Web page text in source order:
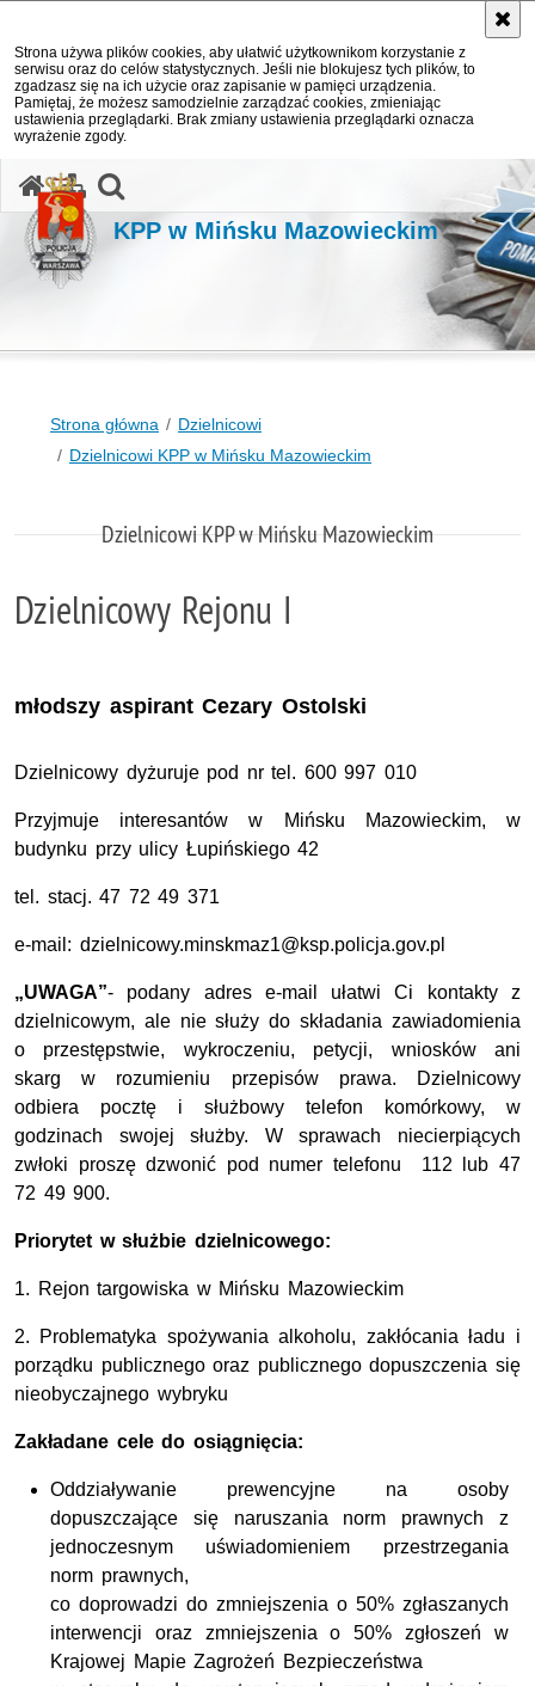
Strona używa plików cookies, aby ułatwić użytkownikom korzystanie z
serwisu oraz do celów statystycznych. Jeśli nie blokujesz tych plików, to
zgadzasz się na ich użycie oraz zapisanie w pamięci urządzenia.
Pamiętaj, że możesz samodzielnie zarządzać cookies, zmieniając
ustawienia przeglądarki. Brak zmiany ustawienia przeglądarki oznacza
wyrażenie zgody.
KPP w Mińsku Mazowieckim
Strona główna
Dzielnicowi
Dzielnicowi KPP w Mińsku Mazowieckim
Dzielnicowi KPP w Mińsku Mazowieckim
Dzielnicowy Rejonu I
młodszy aspirant Cezary Ostolski
Dzielnicowy dyżuruje pod nr tel. 600 997 010
Przyjmuje interesantów w Mińsku Mazowieckim, w
budynku przy ulicy Łupińskiego 42
tel. stacj. 47 72 49 371
e-mail: dzielnicowy.minskmaz1@ksp.policja.gov.pl
„UWAGA”- podany adres e-mail ułatwi Ci kontakty z
dzielnicowym, ale nie służy do składania zawiadomienia
o przestępstwie, wykroczeniu, petycji, wniosków ani
skarg w rozumieniu przepisów prawa. Dzielnicowy
odbiera pocztę i służbowy telefon komórkowy, w
godzinach swojej służby. W sprawach niecierpiących
zwłoki proszę dzwonić pod numer telefonu 112 lub 47
72 49 900.
Priorytet w służbie dzielnicowego:
1. Rejon targowiska w Mińsku Mazowieckim
2. Problematyka spożywania alkoholu, zakłócania ładu i
porządku publicznego oraz publicznego dopuszczenia się
nieobyczajnego wybryku
Zakładane cele do osiągnięcia:
Oddziaływanie prewencyjne na osoby
dopuszczające się naruszania norm prawnych z
jednoczesnym uświadomieniem przestrzegania
norm prawnych,
co doprowadzi do zmniejszenia o 50% zgłaszanych
interwencji oraz zmniejszenia o 50% zgłoszeń w
Krajowej Mapie Zagrożeń Bezpieczeństwa